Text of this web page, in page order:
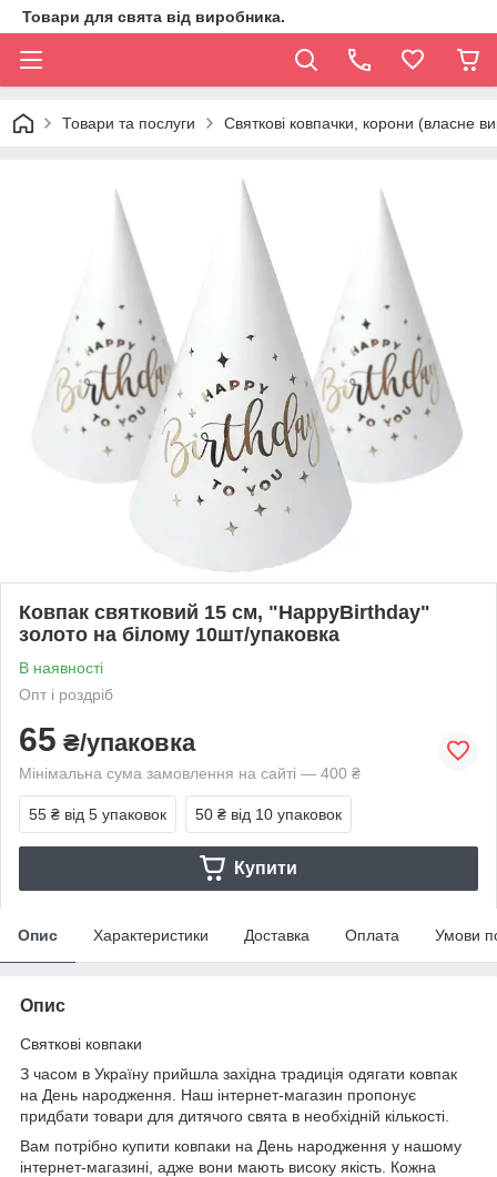
Товари для свята від виробника.
Товари та послуги Святкові ковпачки, корони (власне
Ковпак святковий 15 см, "HappyBirthday"
золото на білому 10шт/упаковка
В наявності
Опт і роздріб
65 ₴/упаковка
Мінімальна сума замовлення на сайті — 400 ₴
55 ₴ від 5 упаковок 50 ₴ від 10 упаковок
Купити
Опис Характеристики Доставка Оплата Умови
Опис
Святкові ковпаки
З часом в Україну прийшла західна традиція одягати ковпак
на День народження. Наш інтернет-магазин пропонує
придбати товари для дитячого свята в необхідній кількості.
Вам потрібно купити ковпаки на День народження у нашому
інтернет-магазині, адже вони мають високу якість. Кожна